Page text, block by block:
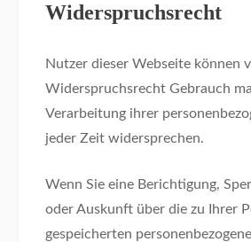
Widerspruchsrecht
Nutzer dieser Webseite können
Widerspruchsrecht Gebrauch
Verarbeitung ihrer
jeder Zeit widersprechen.
Wenn Sie eine Berichtigung,
oder Auskunft über die zu Ihrer
gespeicherten